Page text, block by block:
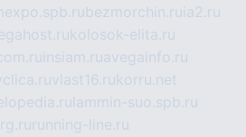
bezmorchin.ru ia2.ru
kolosok-elita.ru
insiam.ruavegainfo.ru
vlast16.rukorru.net
lammin-suo.spb.ru
running-line.ru